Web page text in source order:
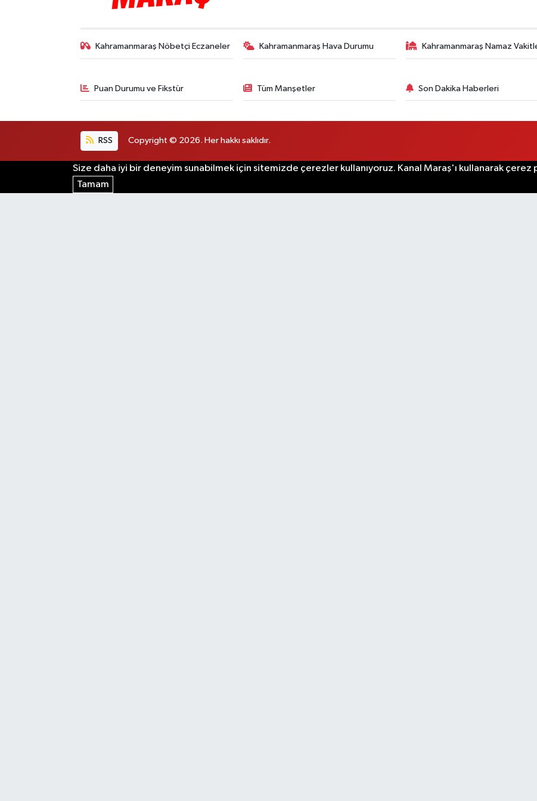
Kahramanmaraş Nöbetçi Eczaneler Kahramanmaraş Hava Durumu Kahramanmaraş Namaz
Puan Durumu ve Fikstür Tüm Manşetler Son Dakika Haberleri
RSS Copyright © 2026. Her hakkı saklıdır.
Size daha iyi bir deneyim sunabilmek için sitemizde çerezler kullanıyoruz. Kanal Maraş'ı kullanarak çerez
Tamam